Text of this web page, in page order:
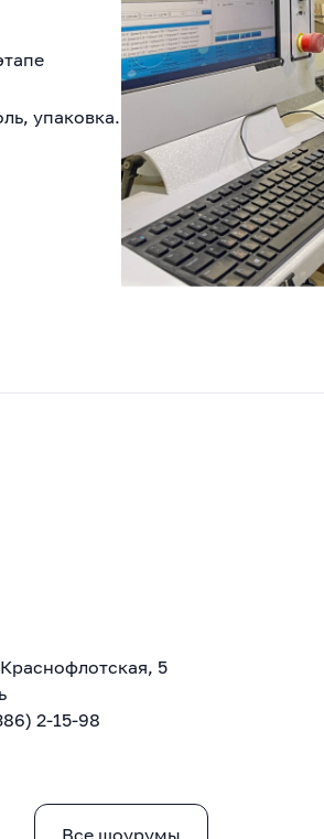
упаковка.
5
2-15-98
Все шоурумы